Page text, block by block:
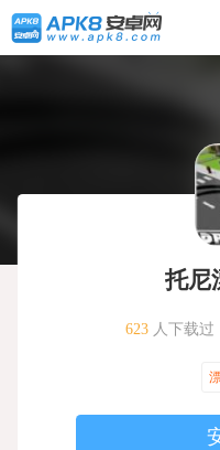
托尼
623 人下载过